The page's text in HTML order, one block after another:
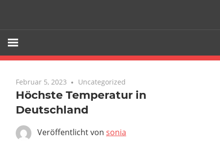
Februar 5, 2023 Uncategorized
Höchste Temperatur in
Deutschland
Veröffentlicht von sonia